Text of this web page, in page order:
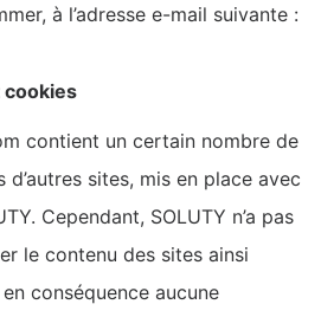
à l’adresse e-mail suivante :
contient un certain nombre de
sites, mis en place avec
Cependant, SOLUTY n’a pas
le contenu des sites ainsi
conséquence aucune